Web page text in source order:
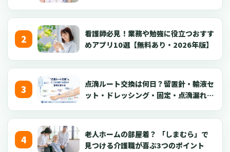
看護師必見！業務や勉強に役立つおすす
めアプリ10選【無料あり・2026年版】
点滴ルート交換は何日？留置針・輸液セ
ット・ドレッシング・固定・点滴漏れ対
老人ホームの部屋着？ 「しまむら」で
見つける介護職が喜ぶ3つのポイント